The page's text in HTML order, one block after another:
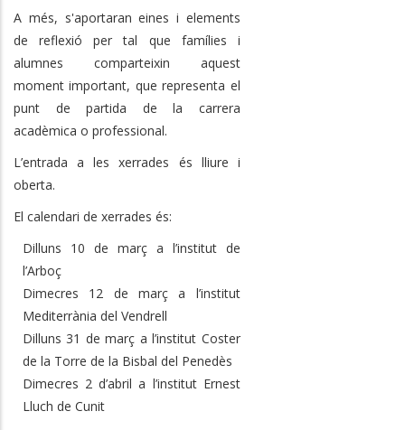
A més, s'aportaran eines i elements
de reflexió per tal que famílies i
alumnes comparteixin aquest
moment important, que representa el
punt de partida de la carrera
acadèmica o professional.
L’entrada a les xerrades és lliure i
oberta.
El calendari de xerrades és:
Dilluns 10 de març a l’institut de
l’Arboç
Dimecres 12 de març a l’institut
Mediterrània del Vendrell
Dilluns 31 de març a l’institut Coster
de la Torre de la Bisbal del Penedès
Dimecres 2 d’abril a l’institut Ernest
Lluch de Cunit